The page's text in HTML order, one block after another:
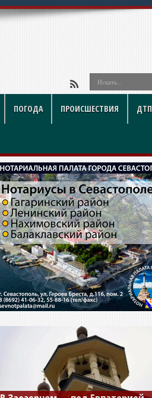
ПОГОДА ПРОИСШЕСТВИЯ ДТП
Мужской монастырь Косьмы и